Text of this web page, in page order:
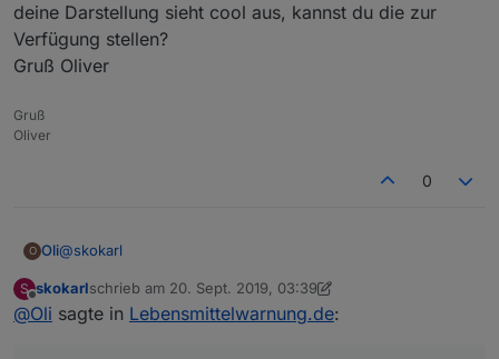
deine Darstellung sieht cool aus, kannst du die zur
Verfügung stellen?
Gruß Oliver
Gruß
Oliver
0
O Oli@skokarl
deine Darstellung sieht cool aus, kannst du die zur
Verfügung stellen?
S
Offline
skokarlschrieb am 20. Sept. 2019, 03:39
zuletzt editiert von skokarl
@Oli sagte in Lebensmittelwarnung.de: